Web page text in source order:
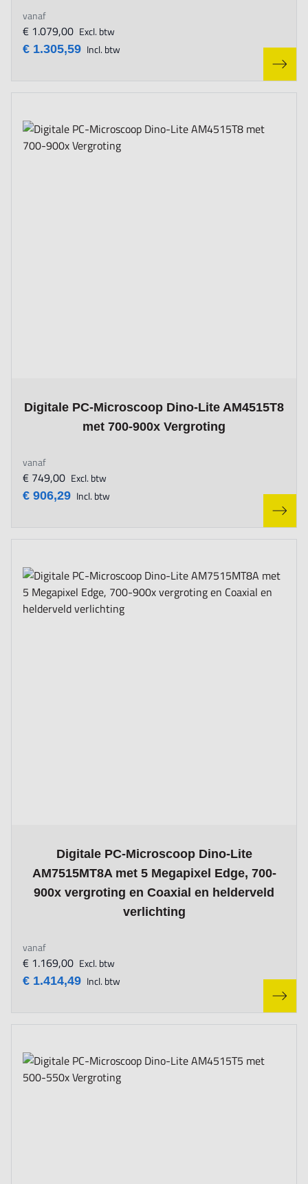
vanaf
€ 1.305,59 Incl. btw
€ 1.079,00 Excl. btw
Digitale PC-Microscoop Dino-Lite AM4515T8
met 700-900x Vergroting
The price depends on the options chosen on the product page
vanaf
€ 906,29 Incl. btw
€ 749,00 Excl. btw
Digitale PC-Microscoop Dino-Lite
AM7515MT8A met 5 Megapixel Edge, 700-
900x vergroting en Coaxial en helderveld
verlichting
The price depends on the options chosen on the product page
vanaf
€ 1.414,49 Incl. btw
€ 1.169,00 Excl. btw